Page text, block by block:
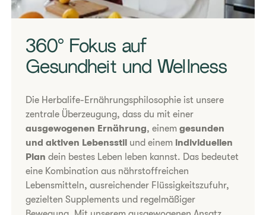
​360° Fokus auf
Gesundheit und Wellness
Die Herbalife-Ernährungsphilosophie ist unsere
zentrale Überzeugung, dass du mit einer
ausgewogenen Ernährung, einemgesunden
und aktiven Lebensstil und einem individuellen
Plan dein bestes Leben leben kannst. Das bedeutet
eine Kombination aus nährstoffreichen
Lebensmitteln, ausreichender Flüssigkeitszufuhr,
gezielten Supplements und regelmäßiger